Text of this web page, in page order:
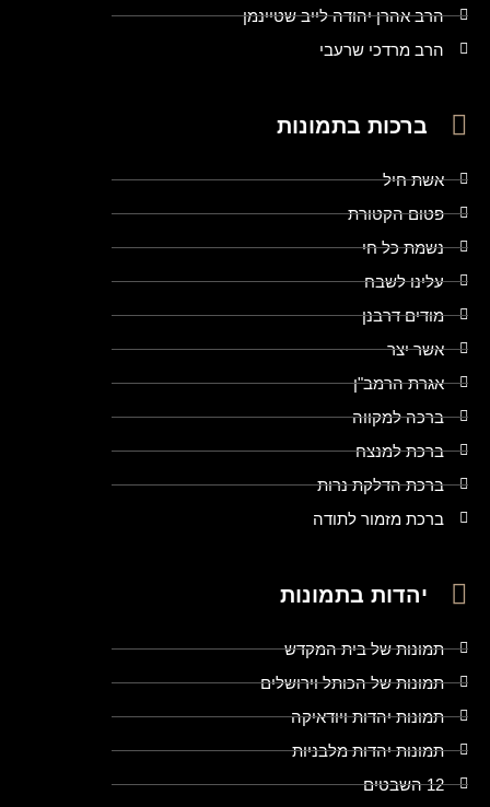
הרב אהרן יהודה לייב שטיינמן
הרב מרדכי שרעבי
ברכות בתמונות
אשת חיל
פטום הקטורת
נשמת כל חי
עלינו לשבח
מודים דרבנן
אשר יצר
אגרת הרמב"ן
ברכה למקווה
ברכת למנצח
ברכת הדלקת נרות
ברכת מזמור לתודה
יהדות בתמונות
תמונות של בית המקדש
תמונות של הכותל וירושלים
תמונות יהדות ויודאיקה
תמונות יהדות מלבניות
12 השבטים